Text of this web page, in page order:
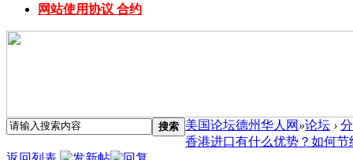
网站使用协议 合约
搜索 美国论坛德州华人网 »论坛 ›
香港进口有什么优势？如何节